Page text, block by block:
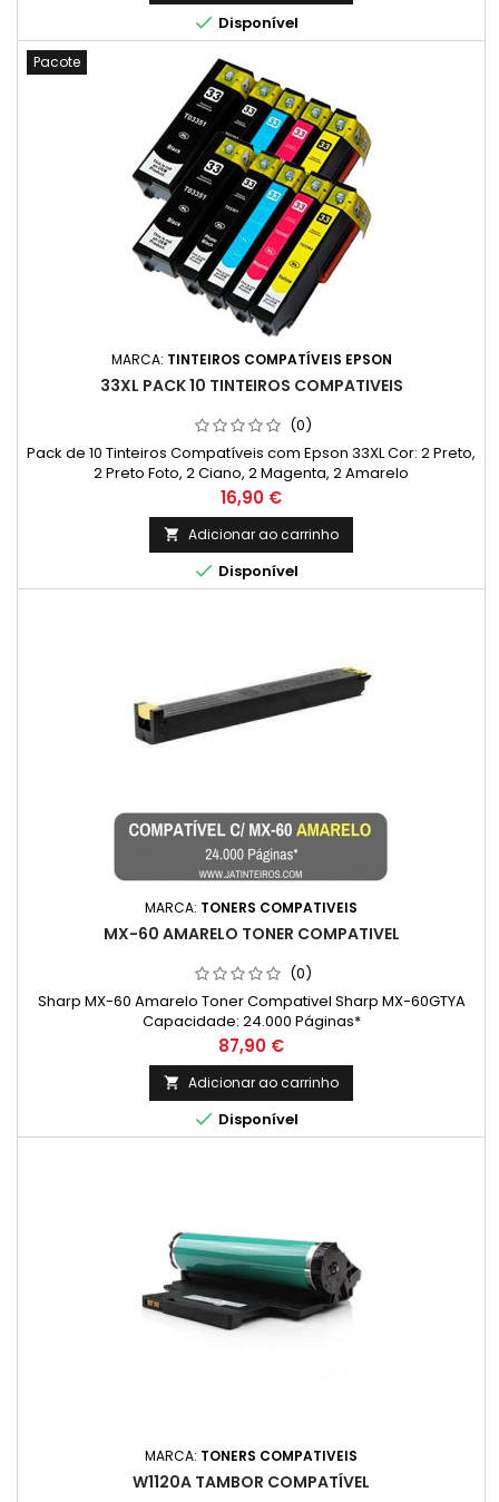
CP 2025X
 Disponível
Pacote
MARCA: TINTEIROS COMPATÍVEIS EPSON
33XL PACK 10 TINTEIROS COMPATIVEIS
(0)
Pack de 10 Tinteiros Compatíveis com Epson 33XL Cor: 2 Preto,
2 Preto Foto, 2 Ciano, 2 Magenta, 2 Amarelo
Preço
16,90 €
 Adicionar ao carrinho
 Disponível
MARCA: TONERS COMPATIVEIS
MX-60 AMARELO TONER COMPATIVEL
(0)
Sharp MX-60 Amarelo Toner Compativel Sharp MX-60GTYA
Capacidade: 24.000 Páginas*
Preço
87,90 €
 Adicionar ao carrinho
 Disponível
MARCA: TONERS COMPATIVEIS
W1120A TAMBOR COMPATÍVEL